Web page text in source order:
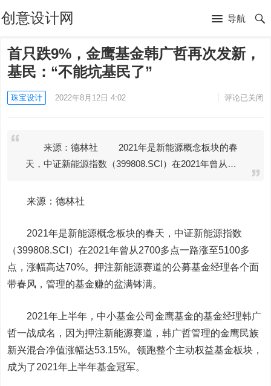
创意设计网 导航
首只跌9%，金鹰基金韩广哲再次发新，
基民：“不能坑基民了”
珠宝设计 2022年8月12日 4:02 评论已关闭
来源：德林社 2021年是新能源概念板块的春
天，中证新能源指数（399808.SCI）在2021年曾从…
来源：德林社
2021年是新能源概念板块的春天， 中证新能源指数
（399808.SCI）在2021年曾从2700多点一路涨至5100多
点，涨幅高达70%。押注新能源赛道的公募基金经理各个面
带春风，管理的基金赚的盆满钵满。
2021年上半年，中小基金公司金鹰基金的基金经理韩广
哲一战成名，因为押注新能源赛道，韩广哲管理的金鹰民族
新兴混合净值涨幅达53.15%。领跑整个主动权益基金板块，
成为了2021年上半年基金冠军。